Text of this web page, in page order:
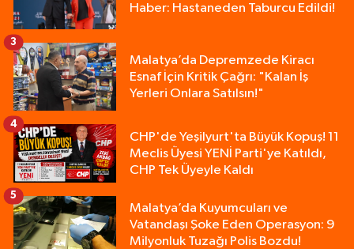
Haber: Hastaneden Taburcu Edildi!
Malatya’da Depremzede Kiracı
Esnaf İçin Kritik Çağrı: "Kalan İş
Yerleri Onlara Satılsın!"
3
CHP'de Yeşilyurt'ta Büyük Kopuş! 11
Meclis Üyesi YENİ Parti'ye Katıldı,
CHP Tek Üyeyle Kaldı
4
Malatya’da Kuyumcuları ve
Vatandaşı Şoke Eden Operasyon: 9
Milyonluk Tuzağı Polis Bozdu!
5